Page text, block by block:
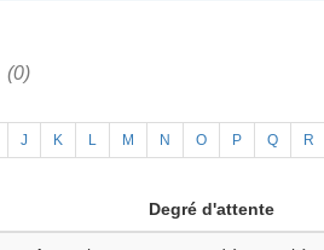
(0)
J K L M N O P Q R
Degré d'attente